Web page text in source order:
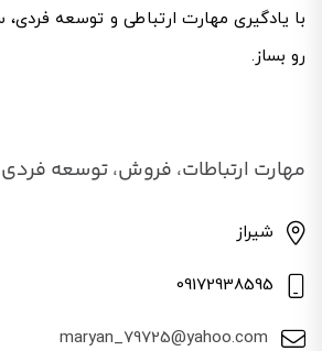
با یادگیری مهارت ارتباطی و توسعه
رو بساز.
مهارت ارتباطات، فروش، توسعه فردی
شیراز
09172938595
maryan_79725@yahoo.com